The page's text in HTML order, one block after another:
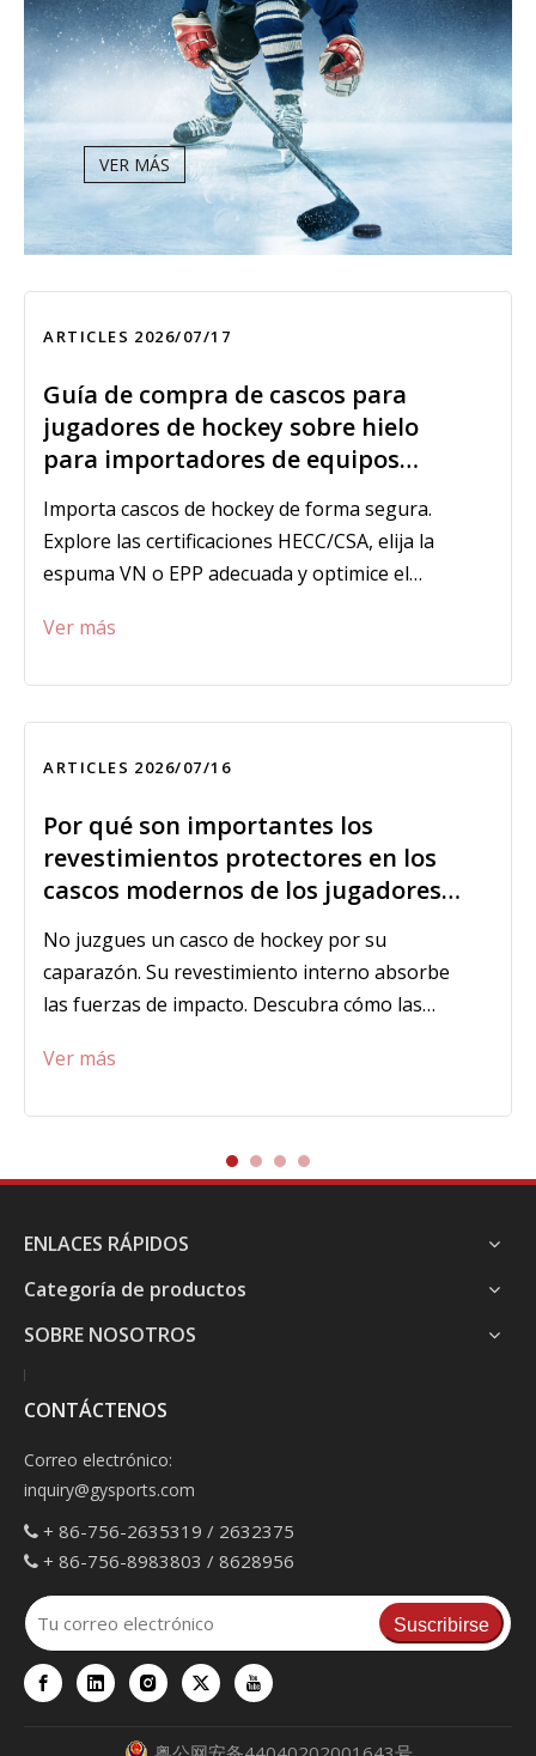
VER MÁS
ARTICLES 2026/07/17
Guía de compra de cascos para
jugadores de hockey sobre hielo
para importadores de equipos
Importa cascos de hockey de forma segura.
Explore las certificaciones HECC/CSA, elija la
espuma VN o EPP adecuada y optimice el
existencias muertas.
Ver más
ARTICLES 2026/07/16
Por qué son importantes los
revestimientos protectores en los
cascos modernos de los jugadores
No juzgues un casco de hockey por su
caparazón. Su revestimiento interno absorbe
las fuerzas de impacto. Descubra cómo las
lineales y rotacionales.
Ver más
ENLACES RÁPIDOS
Categoría de productos
SOBRE NOSOTROS
CONTÁCTENOS
Correo electrónico:
inquiry@gysports.com
 + 86-756-2635319 / 2632375
 + 86-756-8983803 / 8628956
Suscribirse